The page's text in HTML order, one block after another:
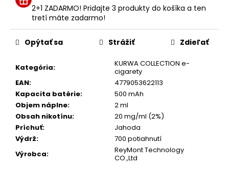
2+1 ZADARMO! Pridajte 3 produkty do košíka a ten
tretí máte zadarmo!
Kategória:
KURWA COLLECTION e-
cigarety
EAN:
4779053622113
Kapacita batérie:
500 mAh
Objem náplne:
2 ml
Obsah nikotínu:
20 mg/ml (2%)
Príchuť:
Jahoda
Výdrž:
700 potiahnutí
Výrobca:
ReyMont Technology
CO.,Ltd
Opýtať sa Strážiť Zdieľať
ú
č
m
e
KURWA
COLLECTION
FROST
ICE|EXP:12.12.2025
Pôvodne: